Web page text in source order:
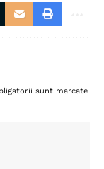
sunt marcate